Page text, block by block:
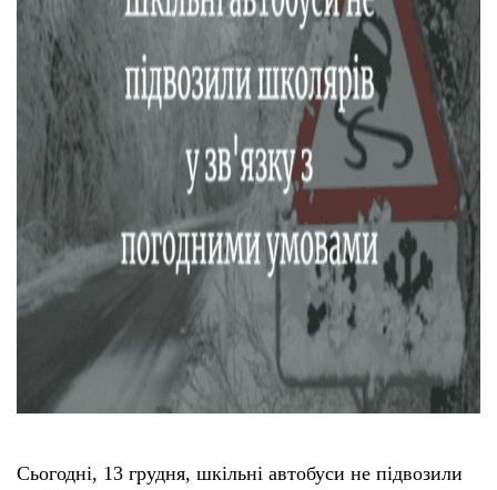
Сьогодні, 13 грудня, шкільні автобуси не підвозили